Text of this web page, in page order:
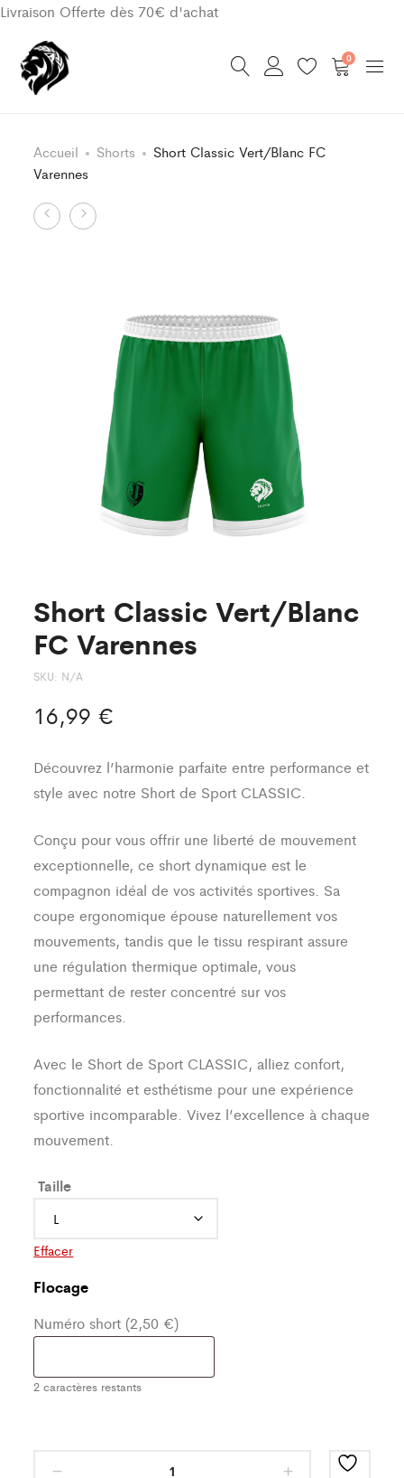
Livraison Offerte dès 70€ d'achat
0
Accueil Shorts
Short Classic Vert/Blanc FC
Varennes
Product
Short
Varennes
Maillot
Varennes
Enfant
Short Classic Vert/Blanc
FC Varennes
SKU: N/A
16,99 €
Découvrez l’harmonie parfaite entre performance et
style avec notre Short de Sport CLASSIC.
Conçu pour vous offrir une liberté de mouvement
exceptionnelle, ce short dynamique est le
compagnon idéal de vos activités sportives. Sa
coupe ergonomique épouse naturellement vos
mouvements, tandis que le tissu respirant assure
une régulation thermique optimale, vous
permettant de rester concentré sur vos
performances.
Avec le Short de Sport CLASSIC, alliez confort,
fonctionnalité et esthétisme pour une expérience
sportive incomparable. Vivez l’excellence à chaque
mouvement.
Taille
Effacer
Flocage
Numéro short (2,50 €)
2 caractères restants